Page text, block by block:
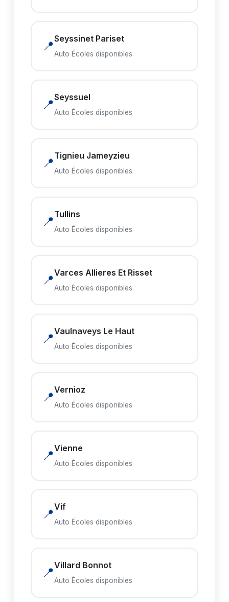
📍Seyssinet Pariset
Auto Écoles disponibles
📍Seyssuel
Auto Écoles disponibles
📍 Tignieu Jameyzieu
Auto Écoles disponibles
📍 Tullins
Auto Écoles disponibles
📍Varces Allieres Et Risset
Auto Écoles disponibles
📍Vaulnaveys Le Haut
Auto Écoles disponibles
📍Vernioz
Auto Écoles disponibles
📍Vienne
Auto Écoles disponibles
📍Vif
Auto Écoles disponibles
📍Villard Bonnot
Auto Écoles disponibles